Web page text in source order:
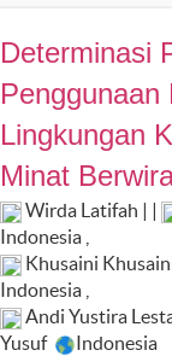
Determinasi
Penggunaan
Lingkungan
Minat
Wirda Latifah | |
Indonesia
Khusaini
Indonesia
Andi Yustira
Yusuf
Indonesia